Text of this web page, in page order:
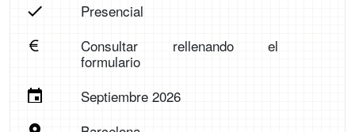
Presencial
Consultar rellenando el
formulario
Septiembre 2026